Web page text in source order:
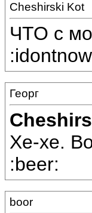
Cheshirski Kot
ЧТО с
Георг
Хе-хе.
:beer:
boor